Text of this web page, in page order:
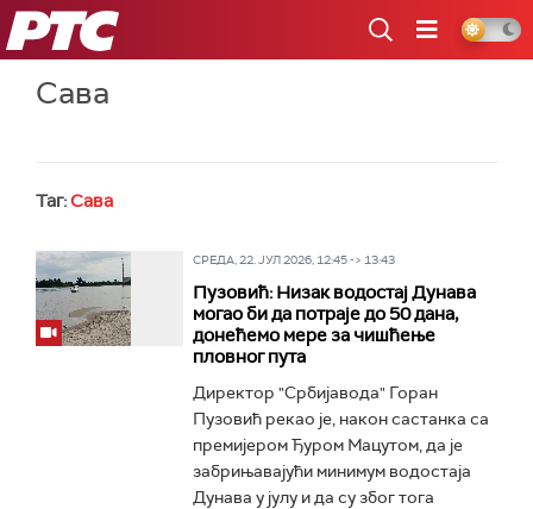
РТС
Сава
Таг:Сава
СРЕДА, 22. ЈУЛ 2026, 12:45 -> 13:43
Пузовић: Низак водостај Дунава
могао би да потраје до 50 дана,
донећемо мере за чишћење
пловног пута
Директор "Србијавода" Горан
Пузовић рекао је, након састанка са
премијером Ђуром Мацутом, да је
забрињавајући минимум водостаја
Дунава у јулу и да су због тога